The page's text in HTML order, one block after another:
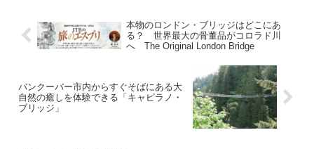
本物のロンドン・ブリッジはどこにあ
る？ 世界最大の骨董品がコロラド川
へ The Original London Bridge
バンクーバー市内からすぐそばにある大
自然の癒しを体験できる「キャピラノ・
ブリッジ」